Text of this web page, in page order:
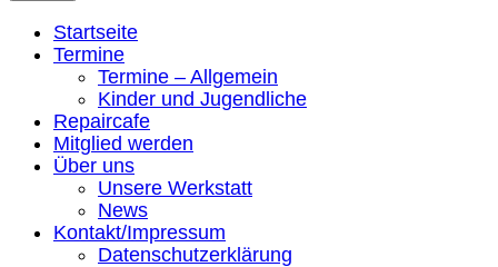
Startseite
Termine
Termine – Allgemein
Kinder und Jugendliche
Repaircafe
Mitglied werden
Über uns
Unsere Werkstatt
News
Kontakt/Impressum
Datenschutzerklärung